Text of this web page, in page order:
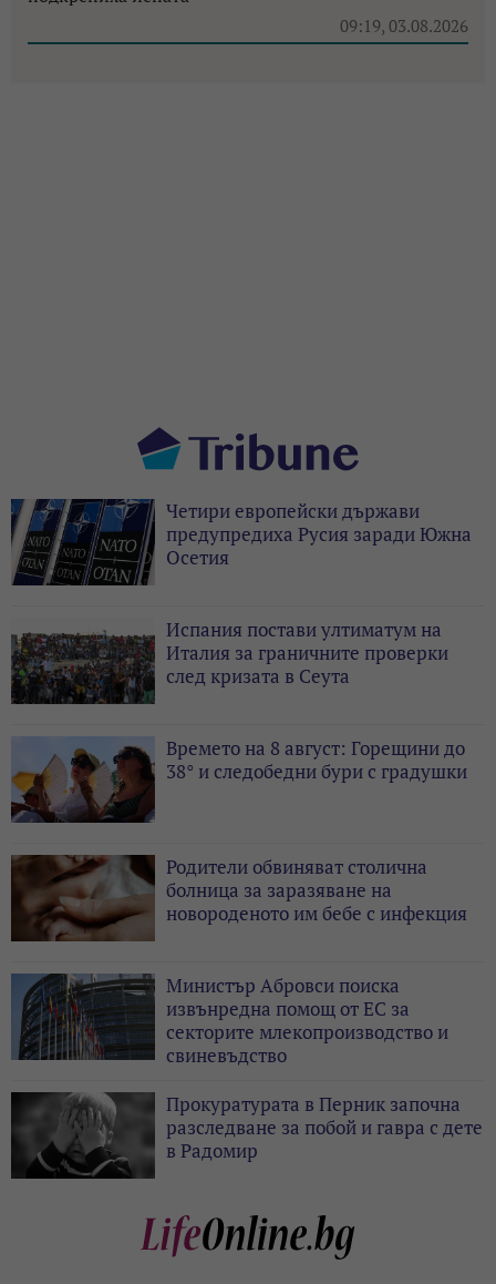
09:19, 03.08.2026
Четири европейски държави
предупредиха Русия заради Южна
Осетия
Испания постави ултиматум на
Италия за граничните проверки
след кризата в Сеута
Времето на 8 август: Горещини до
38° и следобедни бури с градушки
Родители обвиняват столична
болница за заразяване на
новороденото им бебе с инфекция
Министър Абровси поиска
извънредна помощ от ЕС за
секторите млекопроизводство и
свиневъдство
Прокуратурата в Перник започна
разследване за побой и гавра с дете
в Радомир